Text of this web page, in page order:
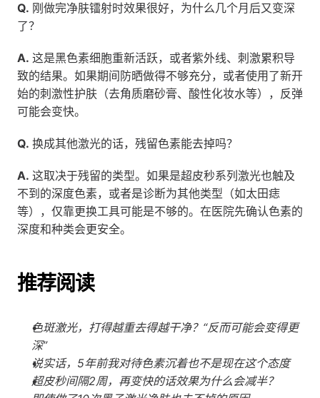
Q. 刚做完净肤镭射时效果很好，为什么几个月后又变深
了？
A. 这是黑色素细胞重新活跃，或者紫外线、刺激累积导
致的结果。如果期间防晒做得不够充分，或者使用了新开
始的刺激性护肤（去角质磨砂膏、酸性化妆水等），反弹
可能会变快。
Q. 换成其他激光的话，残留色素能去掉吗？
A. 这取决于残留的类型。如果是超皮秒系列激光也触及
不到的深度色素，或者是诊断为其他类型（如太田痣
等），仅靠更换工具可能是不够的。在医院先确认色素的
深度和种类会更安全。
推荐阅读
色斑激光，打得越重去得越干净？“反而可能会变得更
深”
说实话，5年前我对待色素沉着也不是现在这个态度
超皮秒间隔2周，再变快的话效果为什么会减半？